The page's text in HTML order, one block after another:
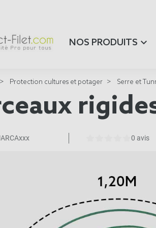
NOS PRODUITS
Protection cultures et potager Serre et
0 avis